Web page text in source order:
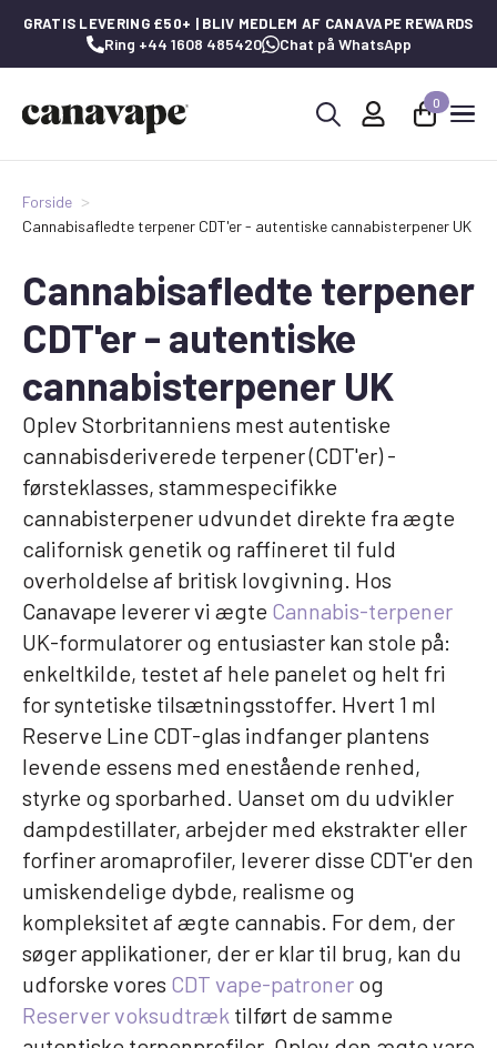
GRATIS LEVERING £50+ | BLIV MEDLEM AF CANAVAPE REWARDS
Ring +44 1608 485420 Chat på WhatsApp
0
Forside
Cannabisafledte terpener CDT'er - autentiske cannabisterpener UK
Cannabisafledte terpener
CDT'er - autentiske
cannabisterpener UK
Oplev Storbritanniens mest autentiske
cannabisderiverede terpener (CDT'er) -
førsteklasses, stammespecifikke
cannabisterpener udvundet direkte fra ægte
californisk genetik og raffineret til fuld
overholdelse af britisk lovgivning. Hos
Canavape leverer vi ægte Cannabis-terpener
UK-formulatorer og entusiaster kan stole på:
enkeltkilde, testet af hele panelet og helt fri
for syntetiske tilsætningsstoffer. Hvert 1 ml
Reserve Line CDT-glas indfanger plantens
levende essens med enestående renhed,
styrke og sporbarhed. Uanset om du udvikler
dampdestillater, arbejder med ekstrakter eller
forfiner aromaprofiler, leverer disse CDT'er den
umiskendelige dybde, realisme og
kompleksitet af ægte cannabis. For dem, der
søger applikationer, der er klar til brug, kan du
udforske vores CDT vape-patroner og
Reserver voksudtræk tilført de samme